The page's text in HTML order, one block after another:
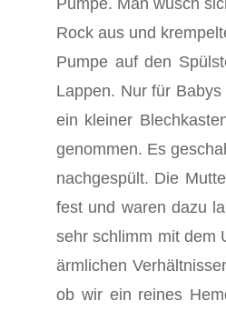
Pumpe. Man wusch
Rock aus und
Pumpe auf den
Lappen. Nur für
ein kleiner
genommen. Es
nachgespült. Die
fest und waren dazu
sehr schlimm mit dem
ärmlichen
ob wir ein reines